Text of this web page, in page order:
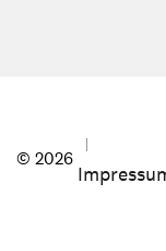
© 2026